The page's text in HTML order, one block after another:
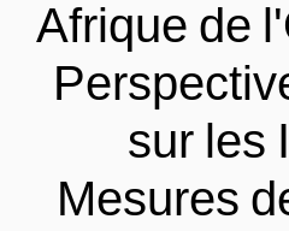
Afrique
sur
Mesures